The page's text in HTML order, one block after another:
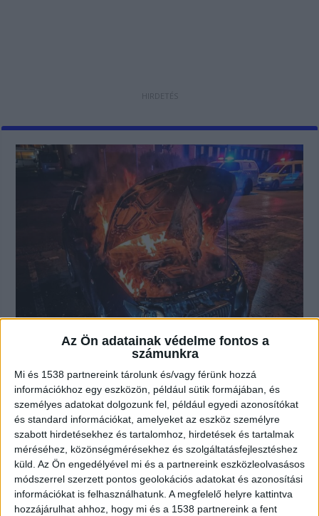
Az Ön adatainak védelme fontos a
számunkra
Mi és 1538 partnereink tárolunk és/vagy férünk hozzá
információkhoz egy eszközön, például sütik formájában, és
személyes adatokat dolgozunk fel, például egyedi azonosítókat
és standard információkat, amelyeket az eszköz személyre
szabott hirdetésekhez és tartalomhoz, hirdetések és tartalmak
méréséhez, közönségmérésekhez és szolgáltatásfejlesztéshez
küld. Az Ön engedélyével mi és a partnereink eszközleolvasásos
módszerrel szerzett pontos geolokációs adatokat és azonosítási
információkat is felhasználhatunk. A megfelelő helyre kattintva
hozzájárulhat ahhoz, hogy mi és a 1538 partnereink a fent
Bosszúból felgyújtotta a gödöllői
rendőrség előtt parkoló rendőr
autóját a férfi, nagy lángokkal
teljesen kiégett a kocsi
2026.07.20. 11:07
Hihetetlen pofátlansággal elkövetett
bűncselekmény történt Gödöllőn. A Budakörnyéki
Járási...